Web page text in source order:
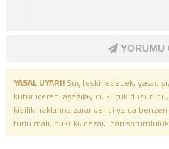
YORUMU
YASAL UYARI!Suç teşkil edecek,
küfür içeren, aşağılayıcı, küçük
kişilik haklarına zarar verici ya da
türlü mali, hukuki, cezai, idari